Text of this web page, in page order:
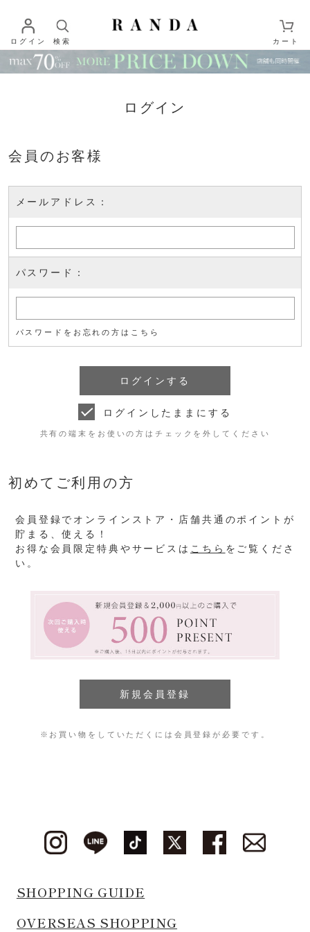
ログイン 検索 カート
ログイン
会員のお客様
メールアドレス：
パスワード：
パスワードをお忘れの方はこちら
ログインしたままにする
共有の端末をお使いの方はチェックを外してください
初めてご利用の方
会員登録でオンラインストア・店舗共通のポイントが
貯まる、使える！
お得な会員限定特典やサービスは こちら をご覧くださ
い。
※お買い物をしていただくには会員登録が必要です。
SHOPPING GUIDE
OVERSEAS SHOPPING